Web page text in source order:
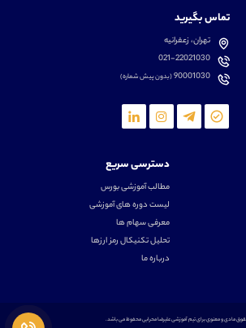
تماس بگیرید
تهران، زعفرانیه
021-22021030
90001030(بدون پیش شماره)
دسترسی سریع
مطالب آموزشی بورس
لیست دوره های آموزشی
معرفی سهام ها
تحلیل تکنیکال رمز ارزها
درباره ما
مادی و معنوی برای تیم آموزشی علیرضا محرابی محفوظ می باشد.